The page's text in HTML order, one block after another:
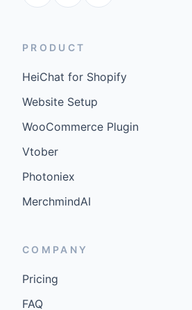
PRODUCT
HeiChat for Shopify
Website Setup
WooCommerce Plugin
Vtober
Photoniex
MerchmindAI
COMPANY
Pricing
FAQ